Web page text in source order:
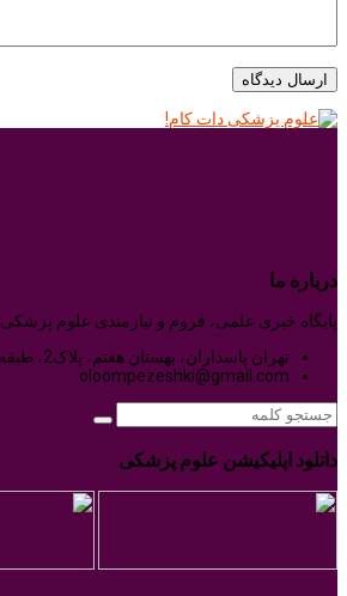
درباره ما
پایگاه خبری علمی، فروم و نیازمندی علوم پزشکی
تهران پاسداران، بهستان هفتم، پلاک2، طبقه 1-
oloompezeshki@gmail.com
دانلود اپلیکیشن علوم پزشکی